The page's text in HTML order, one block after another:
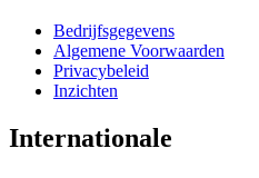
Bedrijfsgegevens
Algemene Voorwaarden
Privacybeleid
Inzichten
Internationale